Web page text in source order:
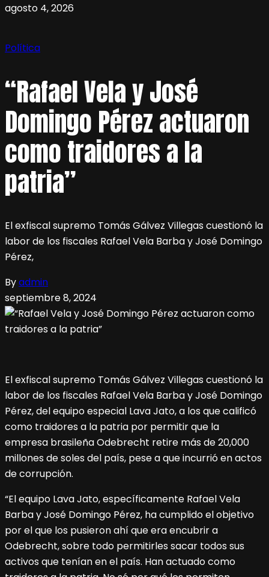
agosto 4, 2026
Política
“Rafael Vela y José
Domingo Pérez actuaron
como traidores a la
patria”
El exfiscal supremo Tomás Gálvez Villegas cuestionó la
labor de los fiscales Rafael Vela Barba y José Domingo
Pérez,
Byadmin
septiembre 8, 2024
El exfiscal supremo Tomás Gálvez Villegas cuestionó la
labor de los fiscales Rafael Vela Barba y José Domingo
Pérez, del equipo especial Lava Jato, a los que calificó
como traidores a la patria por permitir que la
empresa brasileña Odebrecht retire más de 20,000
millones de soles del país, pese a que incurrió en actos
de corrupción.
“El equipo Lava Jato, específicamente Rafael Vela
Barba y José Domingo Pérez, ha cumplido el objetivo
por el que los pusieron ahí que era encubrir a
Odebrecht, sobre todo permitirles sacar todos sus
activos que tenían en el país. Han actuado como